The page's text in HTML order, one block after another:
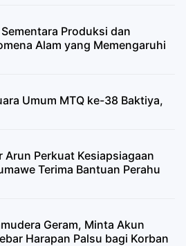
Produksi dan
Alam yang Memengaruhi
Umum MTQ ke-38 Baktiya,
Arun Perkuat Kesiapsiagaan
Terima Bantuan Perahu
Geram, Minta Akun
Harapan Palsu bagi Korban